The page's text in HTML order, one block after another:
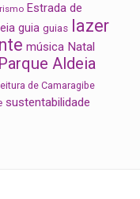
Estrada de
guia guias lazer
música Natal
Parque Aldeia
de Camaragibe
sustentabilidade